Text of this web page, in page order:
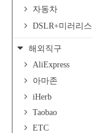
자동차
DSLR+미러리스
해외직구
AliExpress
아마존
iHerb
Taobao
ETC